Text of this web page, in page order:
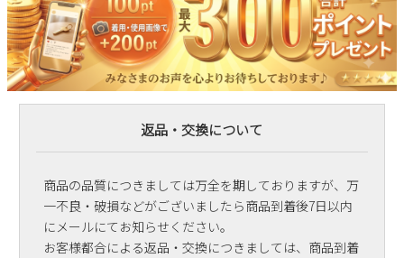
返品・交換について
商品の品質につきましては万全を期しておりますが、万
一不良・破損などがございましたら商品到着後7日以内
にメールにてお知らせください。
お客様都合による返品・交換につきましては、商品到着